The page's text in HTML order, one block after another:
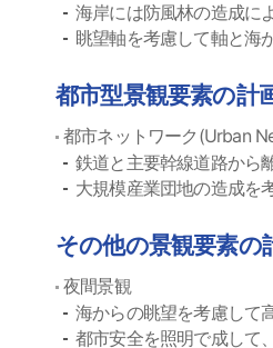
海岸には防風林の造成に
眺望軸を考慮して軸と海
都市型景観要素の計
都市ネットワーク(Urban
鉄道と主要幹線道路から
大規模産業団地の造成を
その他の景観要素の
夜間景観
海からの眺望を考慮して
都市安全を照明で成して